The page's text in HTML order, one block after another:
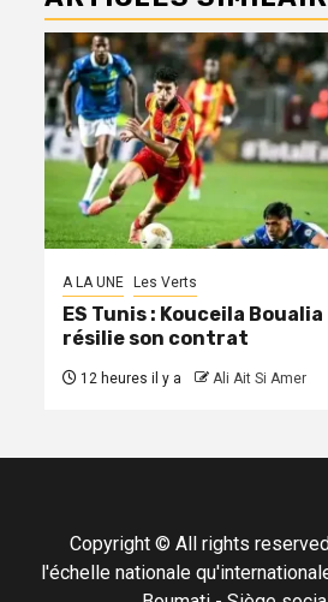
A LA UNE Les Verts
ES Tunis : Kouceila Boualia
résilie son contrat
12 heures il y a Ali Ait Si Amer
Copyright © All rights
l'échelle nationale